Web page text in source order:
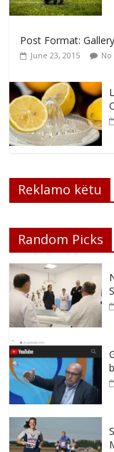
Post Format: Gallery
June 23, 2015
Reklamo këtu
Random Picks